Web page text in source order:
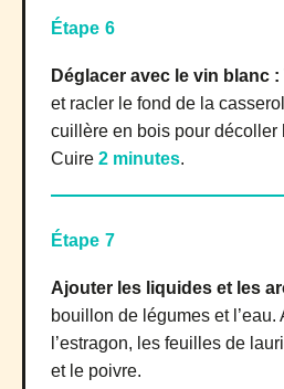
Étape 6
Déglacer avec le vin blanc :
et racler le fond de la
cuillère en bois pour décoller
Cuire 2 minutes.
Étape 7
Ajouter les liquides et les
bouillon de légumes et l’eau.
l’estragon, les feuilles de
et le poivre.